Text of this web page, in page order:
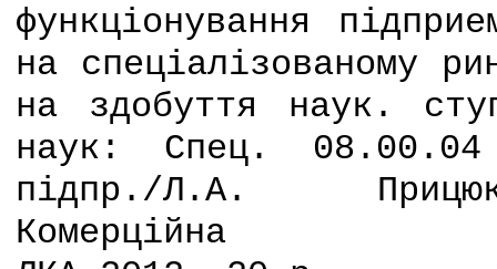
функцiонування
на спецiалiзованому p
на здобуття наук.
наук: Спец. 08.00.04
пiдпр./Л.А.
Комерцiйна